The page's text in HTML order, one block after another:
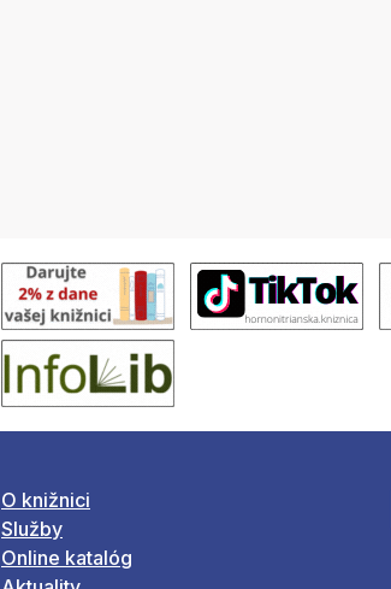
O knižnici
Služby
Online katalóg